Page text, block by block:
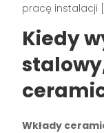
pracę instalacji
Kiedy
Wkłady